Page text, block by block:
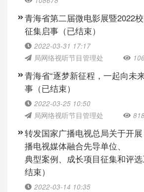
青海省第二届微电影展暨2022
征集启事（已结束）
2022-03-31 17:17
局网络视听节目管理处
青海省“逐梦新征程，一起向未
事（已结束）
2022-03-25 10:50
局网络视听节目管理处
转发国家广播电视总局关于开
播电视媒体融合先导单位、
典型案例、成长项目征集和评
结束）
2022-03-14 10:35